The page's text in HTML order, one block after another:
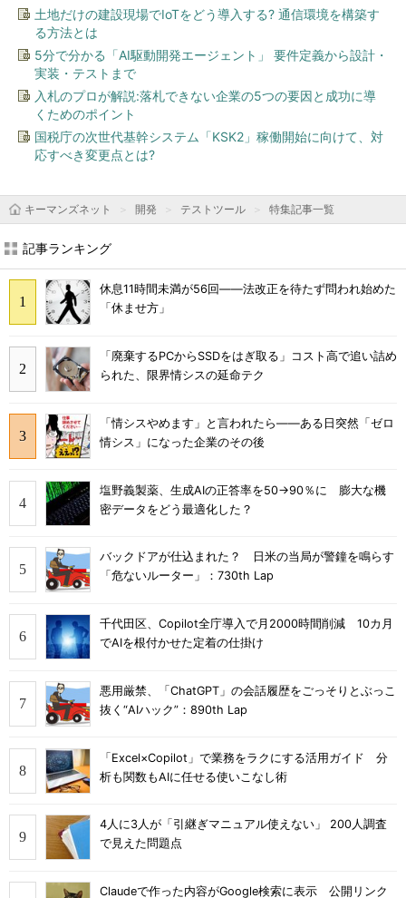
土地だけの建設現場でIoTをどう導入する? 通信環境を構築す
る方法とは
5分で分かる「AI駆動開発エージェント」 要件定義から設計・
実装・テストまで
入札のプロが解説:落札できない企業の5つの要因と成功に導
くためのポイント
国税庁の次世代基幹システム「KSK2」稼働開始に向けて、対
応すべき変更点とは?
キーマンズネット 開発 テストツール 特集記事一覧
記事ランキング
休息11時間未満が56回――法改正を待たず問われ始めた
「休ませ方」
「廃棄するPCからSSDをはぎ取る」コスト高で追い詰め
られた、限界情シスの延命テク
「情シスやめます」と言われたら――ある日突然「ゼロ
情シス」になった企業のその後
塩野義製薬、生成AIの正答率を50→90％に 膨大な機
密データをどう最適化した？
バックドアが仕込まれた？ 日米の当局が警鐘を鳴らす
「危ないルーター」：730th Lap
千代田区、Copilot全庁導入で月2000時間削減 10カ月
でAIを根付かせた定着の仕掛け
悪用厳禁、「ChatGPT」の会話履歴をごっそりとぶっこ
抜く“AIハック”：890th Lap
「Excel×Copilot」で業務をラクにする活用ガイド 分
析も関数もAIに任せる使いこなし術
4人に3人が「引継ぎマニュアル使えない」 200人調査
で見えた問題点
Claudeで作った内容がGoogle検索に表示 公開リンク